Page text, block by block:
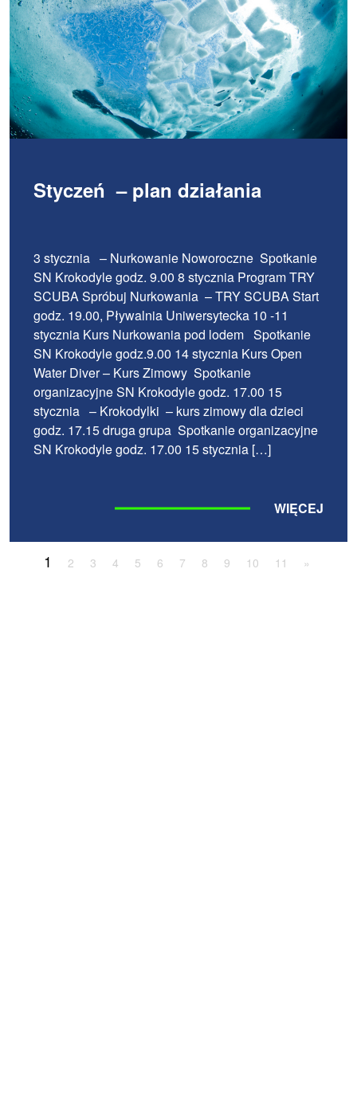
Styczeń – plan działania
3 stycznia – Nurkowanie Noworoczne Spotkanie
SN Krokodyle godz. 9.00 8 stycznia Program TRY
SCUBA Spróbuj Nurkowania – TRY SCUBA Start
godz. 19.00, Pływalnia Uniwersytecka 10 -11
stycznia Kurs Nurkowania pod lodem Spotkanie
SN Krokodyle godz.9.00 14 stycznia Kurs Open
Water Diver – Kurs Zimowy Spotkanie
organizacyjne SN Krokodyle godz. 17.00 15
stycznia – Krokodylki – kurs zimowy dla dzieci
godz. 17.15 druga grupa Spotkanie organizacyjne
SN Krokodyle godz. 17.00 15 stycznia […]
WIĘCEJ
1 2 3 4 5 6 7 8 9 10 11 »